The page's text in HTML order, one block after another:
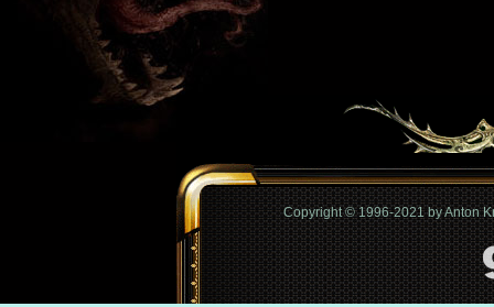
Copyright © 1996-2021 by Anton